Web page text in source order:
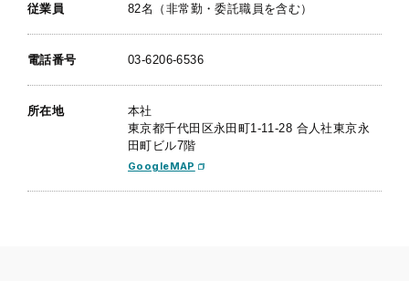
従業員 82名（非常勤・委託職員を含む）
電話番号 03-6206-6536
所在地
本社
東京都千代田区永田町1-11-28 合人社東京永
田町ビル7階
GoogleMAP